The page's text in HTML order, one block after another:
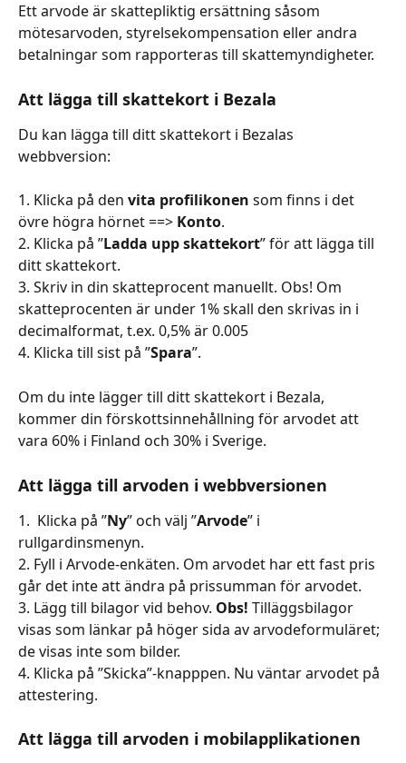
Ett arvode är skattepliktig ersättning såsom
mötesarvoden, styrelsekompensation eller andra
betalningar som rapporteras till skattemyndigheter.
Att lägga till skattekort i Bezala
Du kan lägga till ditt skattekort i Bezalas
webbversion:
1. Klicka på den vita profilikonen som finns i det
övre högra hörnet ==> Konto.
2. Klicka på ”Ladda upp skattekort” för att lägga till
ditt skattekort.
3. Skriv in din skatteprocent manuellt. Obs! Om
skatteprocenten är under 1% skall den skrivas in i
decimalformat, t.ex. 0,5% är 0.005
4. Klicka till sist på ”Spara”.
Om du inte lägger till ditt skattekort i Bezala,
kommer din förskottsinnehållning för arvodet att
vara 60% i Finland och 30% i Sverige.
Att lägga till arvoden i webbversionen
1.  Klicka på ”Ny” och välj ”Arvode” i
rullgardinsmenyn.
2. Fyll i Arvode-enkäten. Om arvodet har ett fast pris
går det inte att ändra på prissumman för arvodet.
3. Lägg till bilagor vid behov. Obs! Tilläggsbilagor
visas som länkar på höger sida av arvodeformuläret;
de visas inte som bilder.
4. Klicka på ”Skicka”-knapppen. Nu väntar arvodet på
attestering.
Att lägga till arvoden i mobilapplikationen